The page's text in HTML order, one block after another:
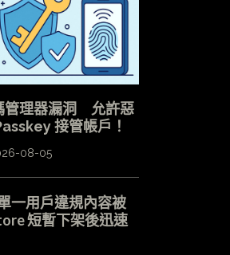
管理器漏洞 允許惡
接管帳戶！
08-05
一用戶違規內容被
短暫下架後迅速